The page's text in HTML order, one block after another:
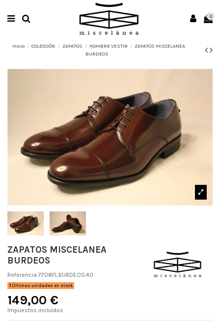
0
Inicio COLECCIÓN ZAPATOS HOMBRE VESTIR
ZAPATOS MISCELANEA
BURDEOS
ZAPATOS MISCELANEA
BURDEOS
Referencia 7708FL.BURDEOS.40
Últimas unidades en stock
149,00 €
Impuestos incluidos